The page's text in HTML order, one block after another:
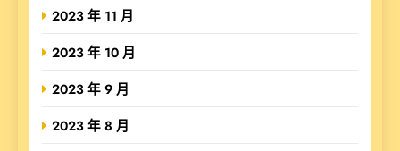
2023 年 11 月
2023 年 10 月
2023 年 9 月
2023 年 8 月